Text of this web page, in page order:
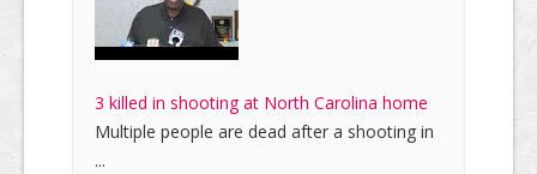
3 killed in shooting at North Carolina home
Multiple people are dead after a shooting in
...